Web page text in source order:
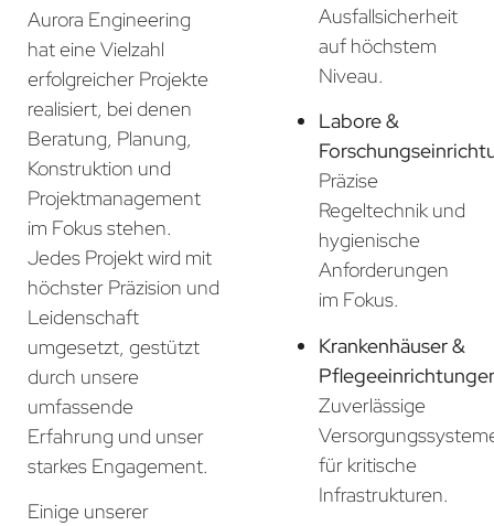
Aurora Engineering
hat eine Vielzahl
erfolgreicher Projekte
realisiert, bei denen
Beratung, Planung,
Konstruktion und
Projektmanagement
im Fokus stehen.
Jedes Projekt wird mit
höchster Präzision und
Leidenschaft
umgesetzt, gestützt
durch unsere
umfassende
Erfahrung und unser
starkes Engagement.
Einige unserer
Ausfallsicherheit
auf höchstem
Niveau.
Labore &
Präzise
Regeltechnik und
hygienische
Anforderungen
im Fokus.
Krankenhäuser &
Zuverlässige
für kritische
Infrastrukturen.